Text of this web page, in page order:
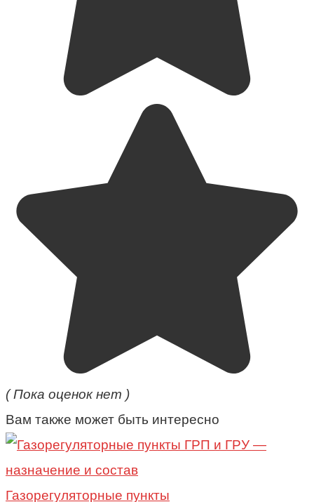
( Пока оценок нет )
Вам также может быть интересно
Газорегуляторные пункты